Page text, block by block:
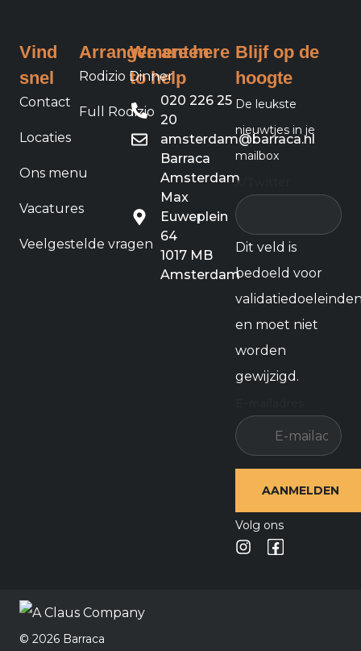
Vind
snel
Contact
Locaties
Ons menu
Vacatures
Veelgestelde vragen
Arrangementen
Rodizio Dinner
Full Rodizio
We are here
to help
020 226 25
20
amsterdam@barraca.nl
Barraca
Amsterdam
Max
Euweplein
64
1017 MB
Amsterdam
Blijf op de
hoogte
De leukste
nieuwtjes in je
mailbox
X/Twitter
Dit veld is
bedoeld voor
en moet niet
worden
gewijzigd.
Volg ons
©️ 2026 Barraca